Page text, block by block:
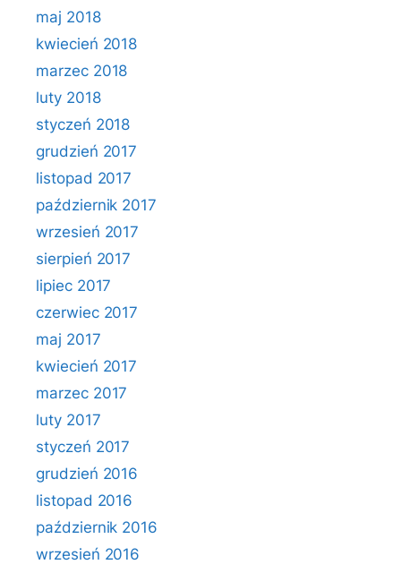
maj 2018
kwiecień 2018
marzec 2018
luty 2018
styczeń 2018
grudzień 2017
listopad 2017
październik 2017
wrzesień 2017
sierpień 2017
lipiec 2017
czerwiec 2017
maj 2017
kwiecień 2017
marzec 2017
luty 2017
styczeń 2017
grudzień 2016
listopad 2016
październik 2016
wrzesień 2016